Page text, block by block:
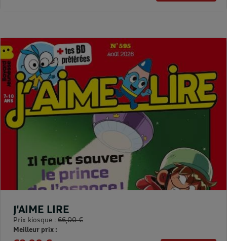
J'AIME LIRE
Prix kiosque : 66,00 €
Meilleur prix :